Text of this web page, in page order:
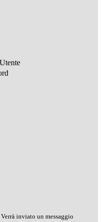
Verrà inviato un messaggio